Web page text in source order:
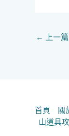
← 上一
首頁 關
山道具